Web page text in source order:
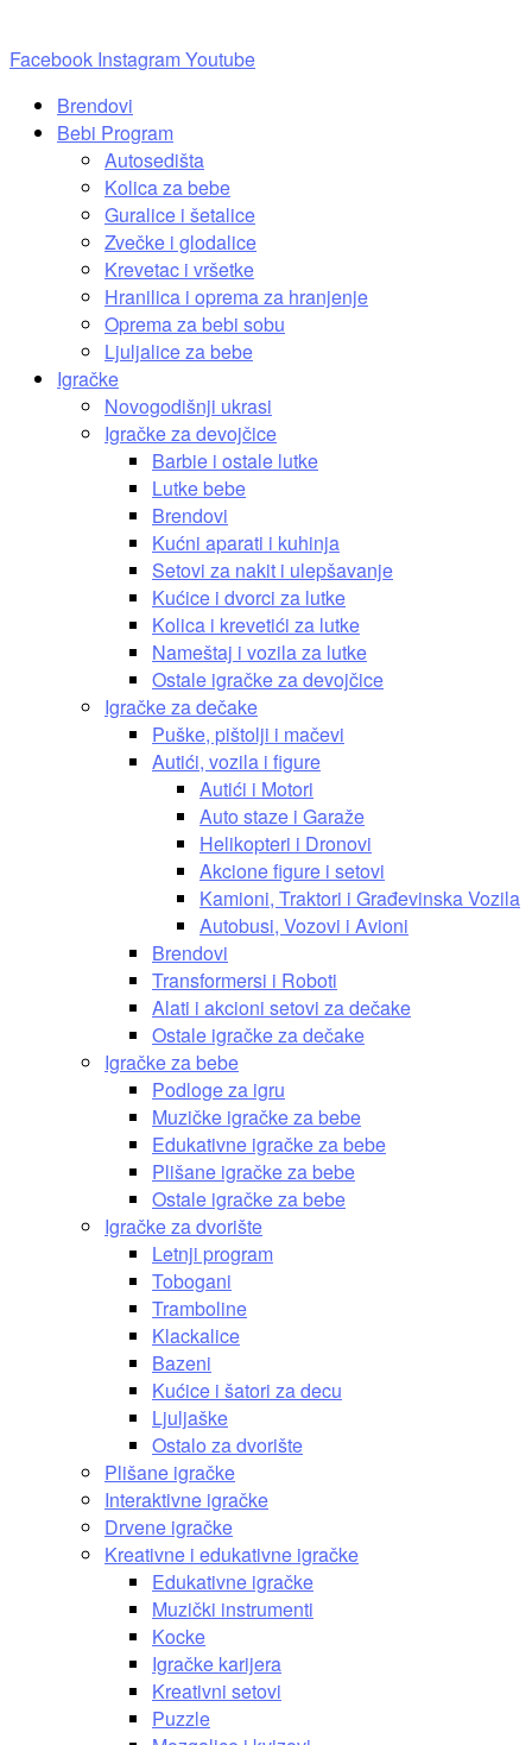
Facebook InstagramYoutube
Brendovi
Bebi Program
Autosedišta
Kolica za bebe
Guralice i šetalice
Zvečke i glodalice
Krevetac i vršetke
Hranilica i oprema za hranjenje
Oprema za bebi sobu
Ljuljalice za bebe
Igračke
Novogodišnji ukrasi
Igračke za devojčice
Barbie i ostale lutke
Lutke bebe
Brendovi
Kućni aparati i kuhinja
Setovi za nakit i ulepšavanje
Kućice i dvorci za lutke
Kolica i krevetići za lutke
Nameštaj i vozila za lutke
Ostale igračke za devojčice
Igračke za dečake
Puške, pištolji i mačevi
Autići, vozila i figure
Autići i Motori
Auto staze i Garaže
Helikopteri i Dronovi
Akcione figure i setovi
Kamioni, Traktori i Građevinska Vozila
Autobusi, Vozovi i Avioni
Brendovi
Transformersi i Roboti
Alati i akcioni setovi za dečake
Ostale igračke za dečake
Igračke za bebe
Podloge za igru
Muzičke igračke za bebe
Edukativne igračke za bebe
Plišane igračke za bebe
Ostale igračke za bebe
Igračke za dvorište
Letnji program
Tobogani
Tramboline
Klackalice
Bazeni
Kućice i šatori za decu
Ljuljaške
Ostalo za dvorište
Plišane igračke
Interaktivne igračke
Drvene igračke
Kreativne i edukativne igračke
Edukativne igračke
Muzički instrumenti
Kocke
Igračke karijera
Kreativni setovi
Puzzle